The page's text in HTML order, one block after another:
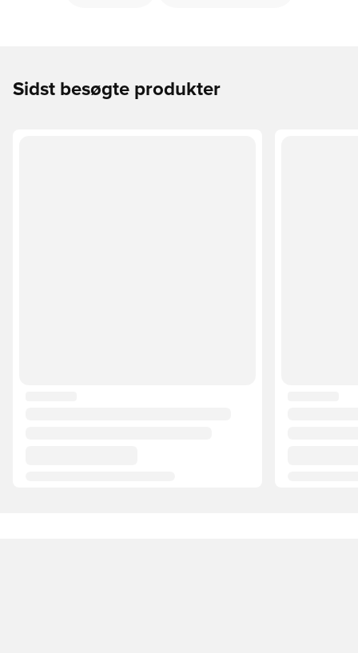
Sidst besøgte produkter